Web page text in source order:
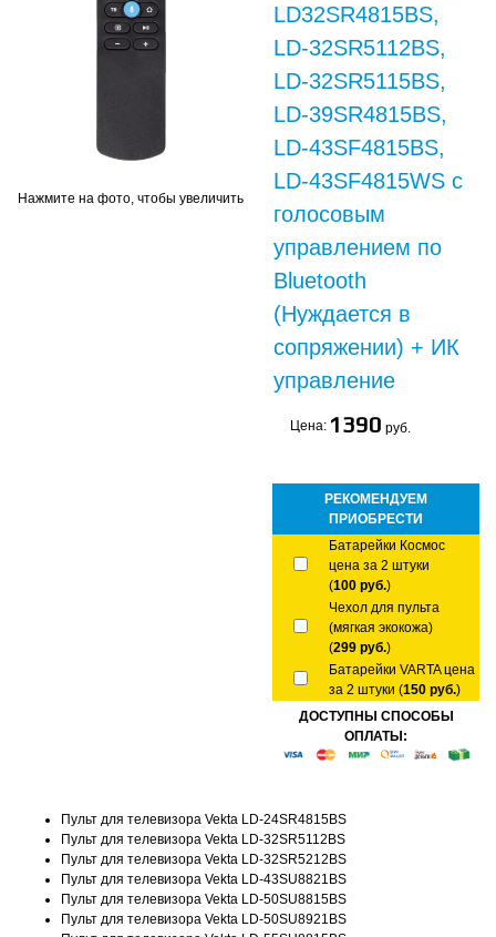
Нажмите на фото, чтобы увеличить
LD32SR4815BS,
LD-32SR5112BS,
LD-32SR5115BS,
LD-39SR4815BS,
LD-43SF4815BS,
LD-43SF4815WS с
голосовым
управлением по
Bluetooth
(Нуждается в
сопряжении) + ИК
управление
Цена: 1390 руб.
РЕКОМЕНДУЕМ
ПРИОБРЕСТИ
Батарейки Космос
цена за 2 штуки
(100 руб.)
Чехол для пульта
(мягкая экокожа)
(299 руб.)
Батарейки VARTA цена
за 2 штуки (150 руб.)
ДОСТУПНЫ СПОСОБЫ
ОПЛАТЫ:
Пульт для телевизора Vekta LD-24SR4815BS
Пульт для телевизора Vekta LD-32SR5112BS
Пульт для телевизора Vekta LD-32SR5212BS
Пульт для телевизора Vekta LD-43SU8821BS
Пульт для телевизора Vekta LD-50SU8815BS
Пульт для телевизора Vekta LD-50SU8921BS